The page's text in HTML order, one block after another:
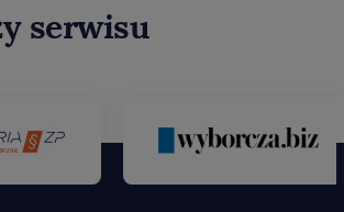
serwisu